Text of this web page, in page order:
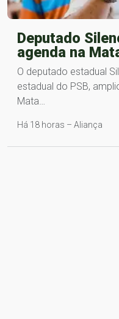
Deputado
agenda na
O deputado estadual
estadual do PSB,
Mata…
Há 18 horas – Aliança